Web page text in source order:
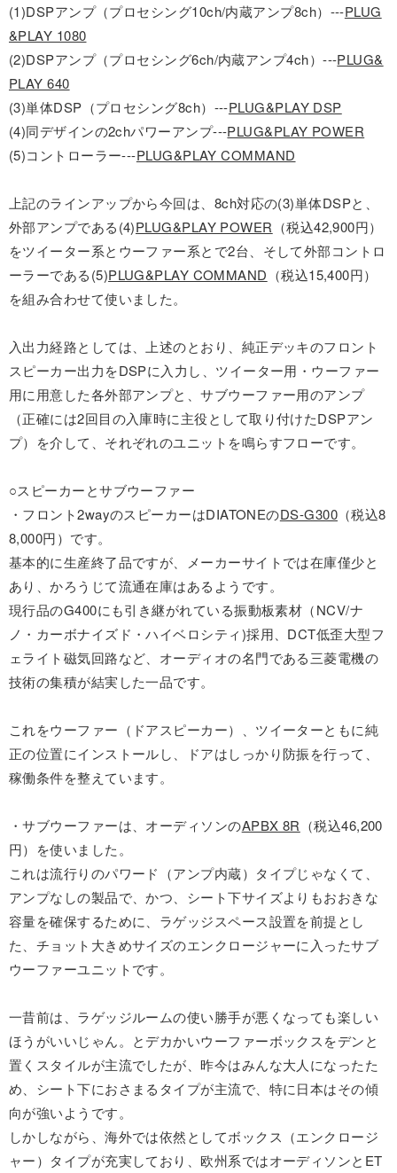
(1)DSPアンプ（プロセシング10ch/内蔵アンプ8ch）---PLUG
&PLAY 1080
(2)DSPアンプ（プロセシング6ch/内蔵アンプ4ch）---PLUG&
PLAY 640
(3)単体DSP（プロセシング8ch）---PLUG&PLAY DSP
(4)同デザインの2chパワーアンプ---PLUG&PLAY POWER
(5)コントローラー---PLUG&PLAY COMMAND
上記のラインアップから今回は、8ch対応の(3)単体DSPと、
外部アンプである(4)PLUG&PLAY POWER （税込42,900円）
をツイーター系とウーファー系とで2台、そして外部コントロ
ーラーである(5)PLUG&PLAY COMMAND （税込15,400円）
を組み合わせて使いました。
入出力経路としては、上述のとおり、純正デッキのフロント
スピーカー出力をDSPに入力し、ツイーター用・ウーファー
用に用意した各外部アンプと、サブウーファー用のアンプ
（正確には2回目の入庫時に主役として取り付けたDSPアン
プ）を介して、それぞれのユニットを鳴らすフローです。
○スピーカーとサブウーファー
・フロント2wayのスピーカーはDIATONEのDS-G300（税込8
8,000円）です。
基本的に生産終了品ですが、メーカーサイトでは在庫僅少と
あり、かろうじて流通在庫はあるようです。
現行品のG400にも引き継がれている振動板素材（NCV/ナ
ノ・カーボナイズド・ハイベロシティ)採用、DCT低歪大型フ
ェライト磁気回路など、オーディオの名門である三菱電機の
技術の集積が結実した一品です。
これをウーファー（ドアスピーカー）、ツイーターともに純
正の位置にインストールし、ドアはしっかり防振を行って、
稼働条件を整えています。
・サブウーファーは、オーディソンのAPBX 8R （税込46,200
円）を使いました。
これは流行りのパワード（アンプ内蔵）タイプじゃなくて、
アンプなしの製品で、かつ、シート下サイズよりもおおきな
容量を確保するために、ラゲッジスペース設置を前提とし
た、チョット大きめサイズのエンクロージャーに入ったサブ
ウーファーユニットです。
一昔前は、ラゲッジルームの使い勝手が悪くなっても楽しい
ほうがいいじゃん。とデカかいウーファーボックスをデンと
置くスタイルが主流でしたが、昨今はみんな大人になったた
め、シート下におさまるタイプが主流で、特に日本はその傾
向が強いようです。
しかしながら、海外では依然としてボックス（エンクロージ
ャー）タイプが充実しており、欧州系ではオーディソンとET